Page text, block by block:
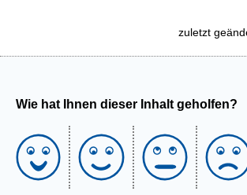
zuletzt
Wie hat Ihnen dieser Inhalt geholfen?